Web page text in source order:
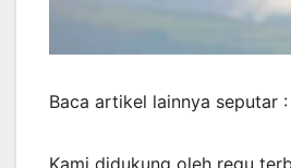
Baca artikel lainnya seputar :
Kami didukung oleh regu